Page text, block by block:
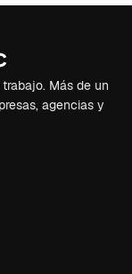
Más de un
agencias y